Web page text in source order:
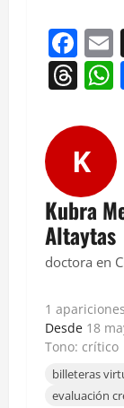
K
Kubra
Altaytas
doctora en
1 apariciones
Desde 18
Tono: crítico
billeteras
evaluación